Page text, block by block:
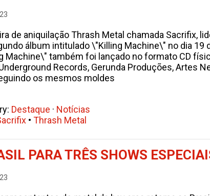
de aniquilação Thrash Metal chamada Sacrifix,
álbum intitulado \"Killing Machine\" no dia
Machine\" também foi lançado no formato CD
Records, Gerunda Produções, Artes
os mesmos moldes
Destaque · Notícias
• Thrash Metal
PARA TRÊS SHOWS